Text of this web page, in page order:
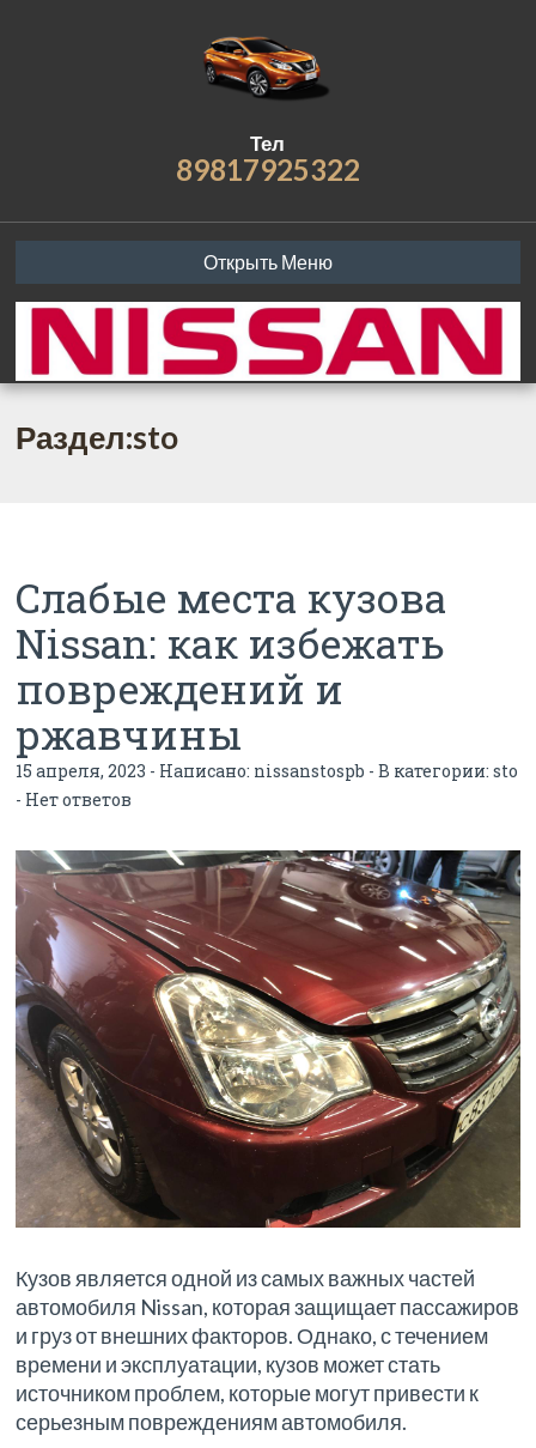
Тел
89817925322
Открыть Меню
Раздел:sto
Слабые места кузова
Nissan: как избежать
повреждений и
ржавчины
15 апреля, 2023 - Написано: nissanstospb - В категории:sto
- Нет ответов
Кузов является одной из самых важных частей
автомобиля Nissan, которая защищает пассажиров
и груз от внешних факторов. Однако, с течением
времени и эксплуатации, кузов может стать
источником проблем, которые могут привести к
серьезным повреждениям автомобиля.